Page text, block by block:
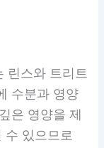
린스와 트리트
수분과 영양
은 영양을 제
수 있으므로